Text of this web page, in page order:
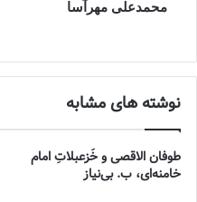
محمدعلی مهرآسا
نوشته های مشابه
طوفان الاقصی و خُزعبلاتِ امام
خامنه‌ای، ب. بی‌نیاز